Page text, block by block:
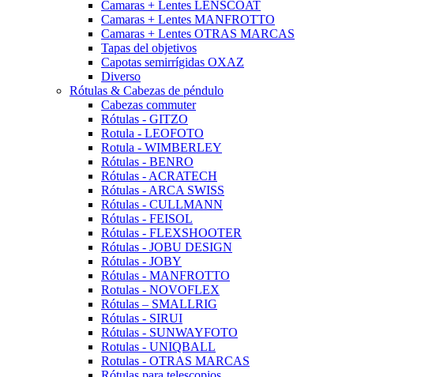
Camaras + Lentes LENSCOAT
Camaras + Lentes MANFROTTO
Camaras + Lentes OTRAS MARCAS
Tapas del objetivos
Capotas semirrígidas OXAZ
Diverso
Rótulas & Cabezas de péndulo
Cabezas commuter
Rótulas - GITZO
Rotula - LEOFOTO
Rotula - WIMBERLEY
Rótulas - BENRO
Rótulas - ACRATECH
Rótulas - ARCA SWISS
Rótulas - CULLMANN
Rótulas - FEISOL
Rótulas - FLEXSHOOTER
Rótulas - JOBU DESIGN
Rótulas - JOBY
Rótulas - MANFROTTO
Rotulas - NOVOFLEX
Rótulas – SMALLRIG
Rótulas - SIRUI
Rótulas - SUNWAYFOTO
Rotulas - UNIQBALL
Rotulas - OTRAS MARCAS